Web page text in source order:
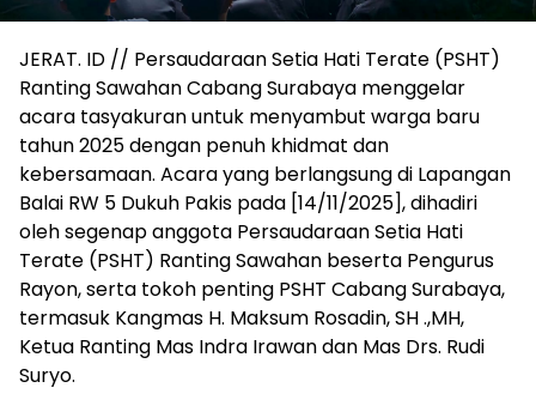
JERAT. ID // Persaudaraan Setia Hati Terate (PSHT)
Ranting Sawahan Cabang Surabaya menggelar
acara tasyakuran untuk menyambut warga baru
tahun 2025 dengan penuh khidmat dan
kebersamaan. Acara yang berlangsung di Lapangan
Balai RW 5 Dukuh Pakis pada [14/11/2025], dihadiri
oleh segenap anggota Persaudaraan Setia Hati
Terate (PSHT) Ranting Sawahan beserta Pengurus
Rayon, serta tokoh penting PSHT Cabang Surabaya,
termasuk Kangmas H. Maksum Rosadin, SH .,MH,
Ketua Ranting Mas Indra Irawan dan Mas Drs. Rudi
Suryo.